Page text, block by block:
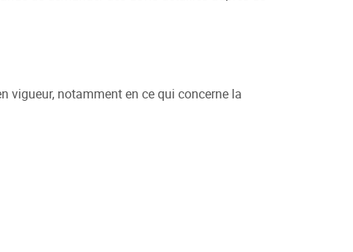
vigueur, notamment en ce qui concerne la